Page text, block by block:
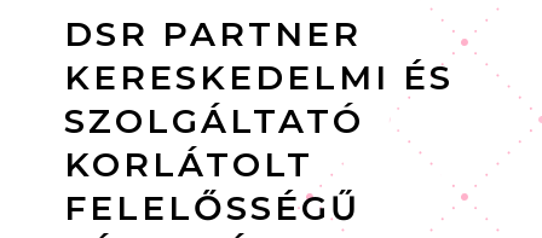
DSR PARTNER
KERESKEDELMI ÉS
SZOLGÁLTATÓ
KORLÁTOLT
FELELŐSSÉGŰ